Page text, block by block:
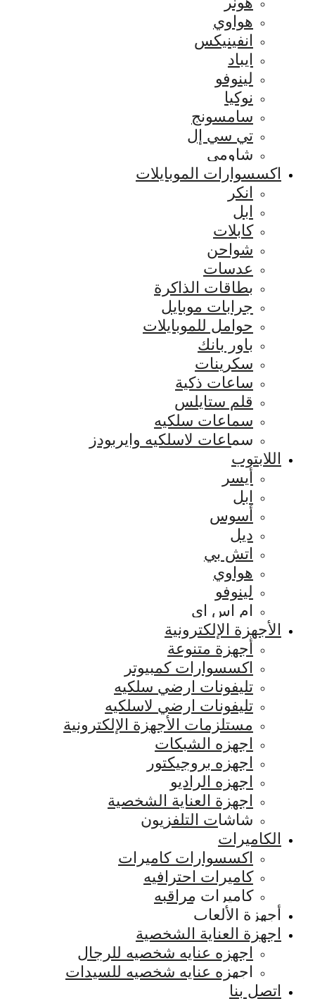
هواوي
انفينيكس
ايباد
لينوفو
نوكيا
سامسونج
تي سي إل
شاومي
اكسسوارات الموبايلات
انكر
ابل
كابلات
شواحن
عدسات
بطاقات الذاكرة
جرابات موبايل
حوامل للموبايلات
باور بانك
سكرينات
ساعات ذكية
قلم ستايلس
سماعات سلكيه
سماعات لاسلكيه وايربودز
اللابتوب
أيسر
ابل
أسوس
ديل
اتش بي
هواوي
لينوفو
ام اس اي
الأجهزة الإلكترونية
أجهزة متنوعة
اكسسوارات كمبيوتر
تليفونات ارضي سلكيه
تليفونات ارضي لاسلكيه
مستلزمات الأجهزة الإلكترونية
اجهزه الشبكات
اجهزه بروجيكتور
اجهزه الراديو
اجهزة العناية الشخصية
شاشات التلفزيون
الكاميرات
اكسسوارات كاميرات
كاميرات احترافيه
كاميرات مراقبه
أجهزة الألعاب
اجهزة العناية الشخصية
اجهزه عنايه شخصيه للرجال
اجهزه عنايه شخصيه للسيدات
اتصل بنا